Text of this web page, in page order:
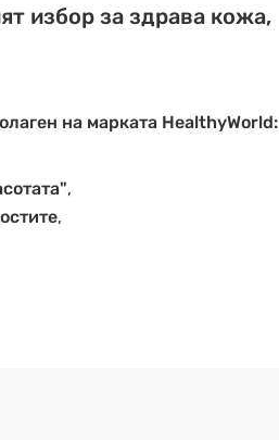
избор за здрава кожа,
на марката HealthyWorld:
,
,